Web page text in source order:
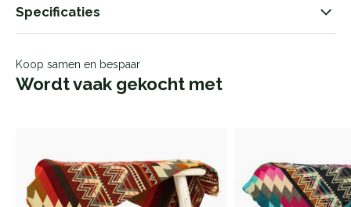
Specificaties
Koop samen en bespaar
Wordt vaak gekocht met